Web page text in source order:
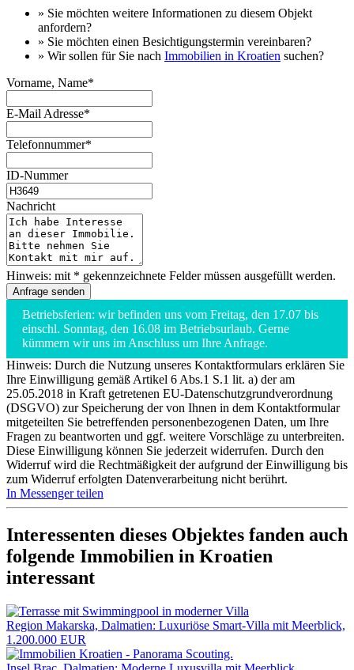
» Sie möchten weitere Informationen zu diesem Objekt
anfordern?
» Sie möchten einen Besichtigungstermin vereinbaren?
» Wir sollen für Sie nach Immobilien in Kroatien suchen?
Vorname, Name*
E-Mail Adresse*
Telefonnummer*
ID-Nummer
Nachricht
Hinweis: mit * gekennzeichnete Felder müssen ausgefüllt werden.
Betriebsferien: wir befinden uns vom Freitag, den 17.07 bis
einschl. Sonntag, den 16.08 im Betriebsurlaub. Gerne
kümmern wir uns im Anschluss um Ihre Anfrage.
Hinweis: Durch die Nutzung unseres Kontaktformulars erklären Sie
Ihre Einwilligung gemäß Artikel 6 Abs.1 S.1 lit. a) der am
25.05.2018 in Kraft getretenen EU-Datenschutzgrundverordnung
(DSGVO) zur Speicherung der von Ihnen in dem Kontaktformular
mitgeteilten Sie betreffenden personenbezogenen Daten, um Ihre
Fragen zu beantworten und ggf. weitere Vorschläge zu unterbreiten.
Diese Einwilligung können Sie jederzeit widerrufen. Durch den
Widerruf wird die Rechtmäßigkeit der aufgrund der Einwilligung bis
zum Widerruf erfolgten Datenverarbeitung nicht berührt.
In Messenger teilen
Interessenten dieses Objektes fanden auch
folgende Immobilien in Kroatien
interessant
Region Makarska, Dalmatien: Luxuriöse Smart-Villa mit Meerblick,
1.200.000 EUR